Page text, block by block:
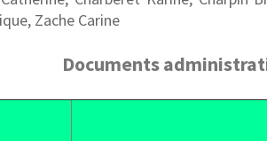
Zache Carine
Documents